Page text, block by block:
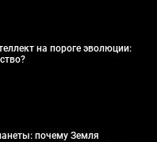
на пороге эволюции:
почему Земля